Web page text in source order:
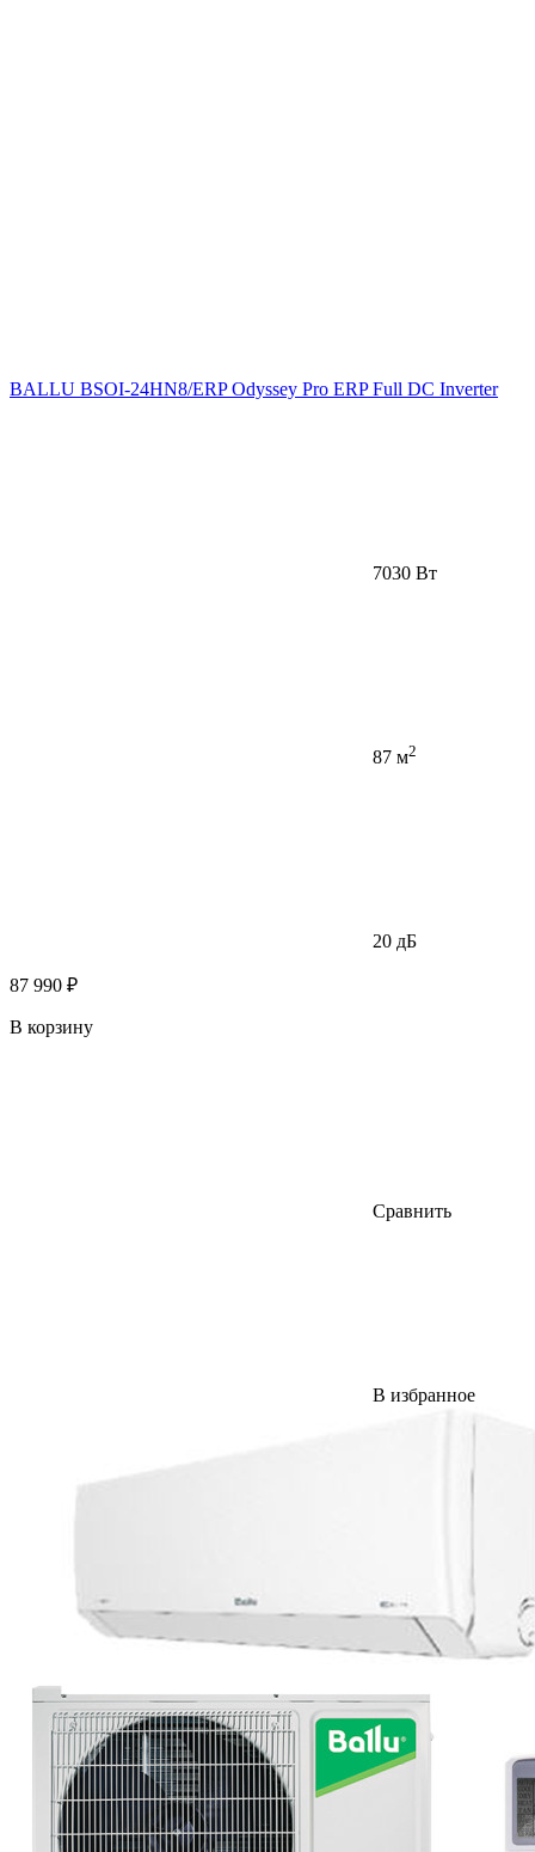
BALLU BSOI-24HN8/ERP Odyssey Pro ERP Full DC Inverter
7030 Вт
87 м2
20 дБ
87 990 ₽
В корзину
Сравнить
В избранное